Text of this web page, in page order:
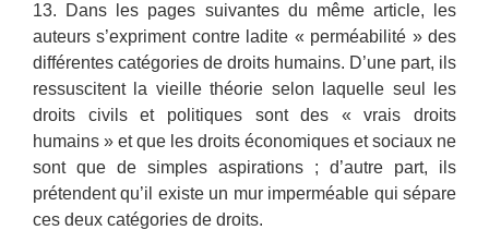
13. Dans les pages suivantes du même article, les
auteurs s’expriment contre ladite « perméabilité » des
différentes catégories de droits humains. D’une part, ils
ressuscitent la vieille théorie selon laquelle seul les
droits civils et politiques sont des « vrais droits
humains » et que les droits économiques et sociaux ne
sont que de simples aspirations ; d’autre part, ils
prétendent qu’il existe un mur imperméable qui sépare
ces deux catégories de droits.